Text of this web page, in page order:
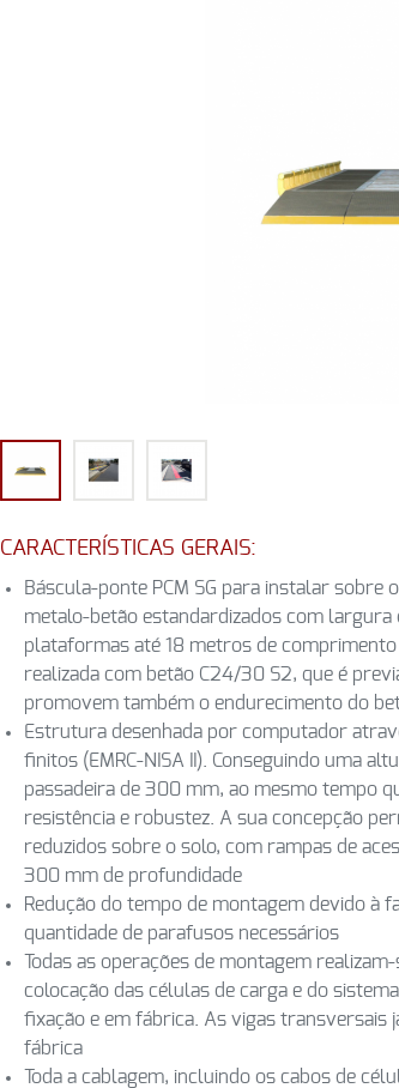
CARACTERÍSTICAS GERAIS:
Báscula-ponte PCM SG para instalar
metalo-betão estandardizados com
plataformas até 18 metros de
realizada com betão C24/30 S2, que é
promovem também o endurecimento do
Estrutura desenhada por computador
finitos (EMRC-NISA II). Conseguindo uma
passadeira de 300 mm, ao mesmo tempo
resistência e robustez. A sua concepção
reduzidos sobre o solo, com rampas de
300 mm de profundidade
Redução do tempo de montagem devido à
quantidade de parafusos necessários
Todas as operações de montagem
colocação das células de carga e do
fixação e em fábrica. As vigas transversais
fábrica
Toda a cablagem, incluindo os cabos de